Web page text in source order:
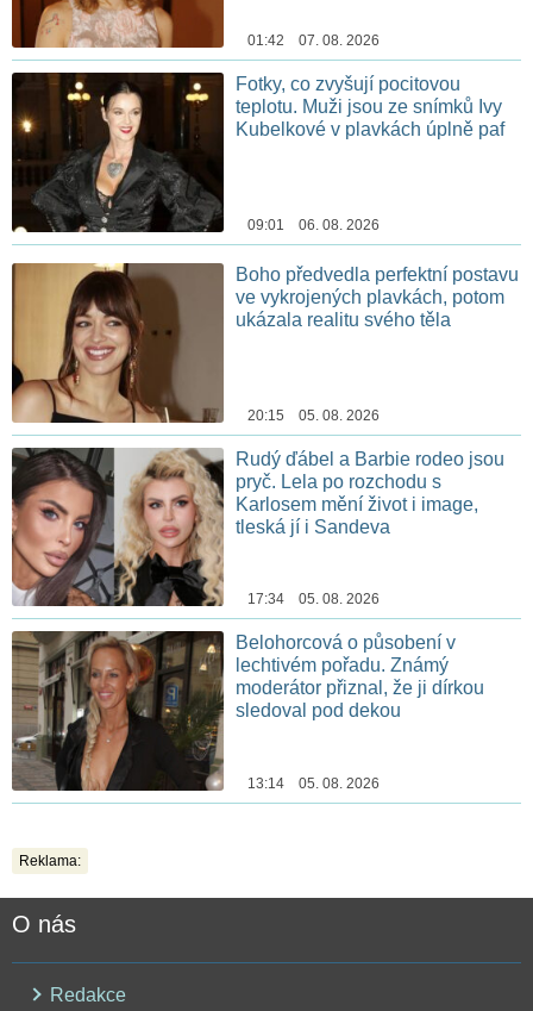
01:42 07. 08. 2026
Fotky, co zvyšují pocitovou
teplotu. Muži jsou ze snímků Ivy
Kubelkové v plavkách úplně paf
09:01 06. 08. 2026
Boho předvedla perfektní postavu
ve vykrojených plavkách, potom
ukázala realitu svého těla
20:15 05. 08. 2026
Rudý ďábel a Barbie rodeo jsou
pryč. Lela po rozchodu s
Karlosem mění život i image,
tleská jí i Sandeva
17:34 05. 08. 2026
Belohorcová o působení v
lechtivém pořadu. Známý
moderátor přiznal, že ji dírkou
sledoval pod dekou
13:14 05. 08. 2026
Reklama:
O nás
Redakce